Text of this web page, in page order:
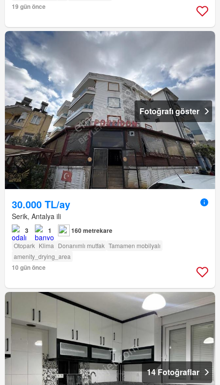
19 gün önce
Fotoğrafı göster
30.000 TL/ay
Serik, Antalya ili
3 1 160 metrekare
Otopark Klima Donanımlı mutfak Tamamen mobilyalı
amenity_drying_area
10 gün önce
14 Fotoğraflar